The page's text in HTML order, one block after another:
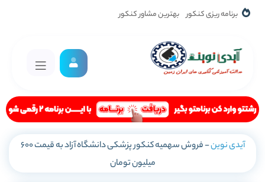
برنامه ریزی کنکور بهترین مشاور کنکور
آیدی نوین-
فروش سهمیه کنکور پزشکی دانشگاه آزاد به قیمت 600
میلیون تومان